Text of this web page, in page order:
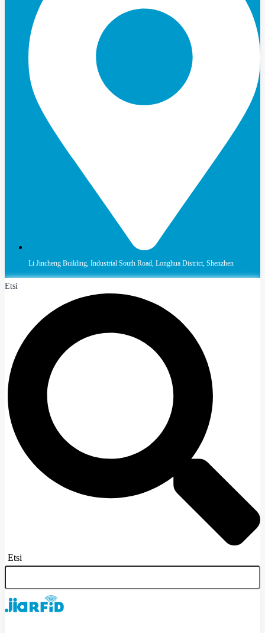
Li Jincheng Building, Industrial South Road, Longhua District, Shenzhen
Etsi
Etsi